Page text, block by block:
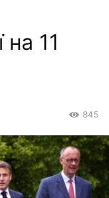
11
845